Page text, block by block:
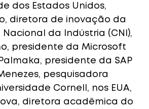
dos Estados Unidos,
diretora de inovação da
da Indústria (CNI),
presidente da Microsoft
presidente da SAP
pesquisadora
Cornell, nos EUA,
diretora acadêmica do